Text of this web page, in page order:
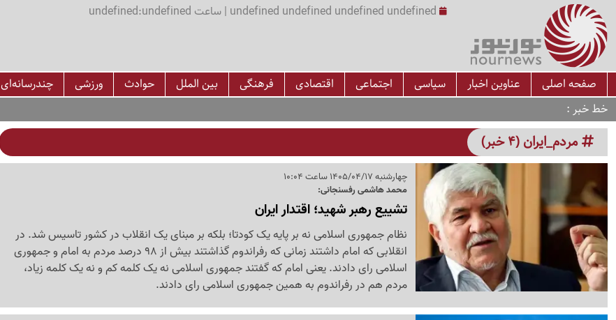
undefined undefined undefined undefined | ساعت undefined:undefined
صفحه اصلی عناوین اخبار سیاسی اجتماعی اقتصادی فرهنگی بین الملل حوادث ورزشی
چندرسانه‌ای
خط خبر
مردم_ایران (4 خبر)
چهارشنبه 1405/04/17 ساعت 10:04
محمد هاشمی رفسنجانی:
تشییع رهبر شهید؛ اقتدار ایران
نظام جمهوری اسلامی نه بر پایه یک کودتا؛ بلکه بر مبنای یک انقلاب در کشور تاسیس شد. در
انقلابی که امام داشتند زمانی که رفراندوم گذاشتند بیش از 98 درصد مردم به امام و جمهوری
اسلامی رای دادند. یعنی امام که گفتند جمهوری اسلامی نه یک کلمه کم و نه یک کلمه زیاد،
مردم هم در رفراندوم به همین جمهوری اسلامی رای دادند.